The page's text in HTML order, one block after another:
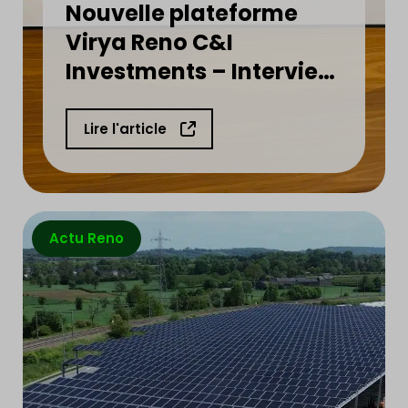
Nouvelle plateforme
Virya Reno C&I
Investments – Interview
d’Henri Thonnart
Lire l'article
Actu Reno